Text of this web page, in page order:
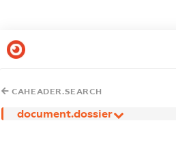
CAHEADER.SEARCH
document.dossier